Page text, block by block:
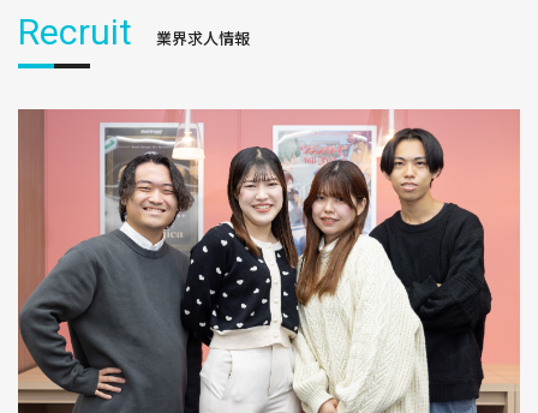
Recruit 業界求人情報